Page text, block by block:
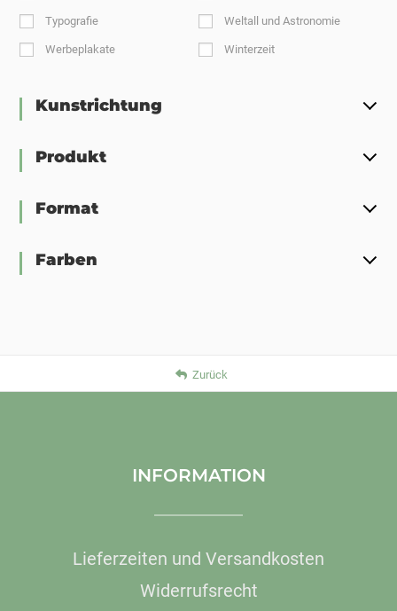
Typografie Weltall und Astronomie
Werbeplakate Winterzeit
Kunstrichtung
Produkt
Format
Farben
Zurück
INFORMATION
Lieferzeiten und Versandkosten
Widerrufsrecht